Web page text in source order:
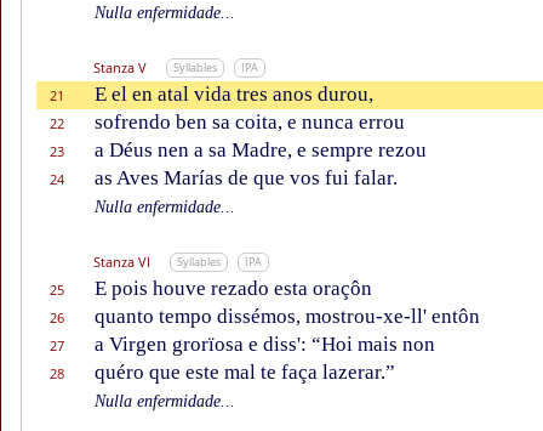
Nulla enfermidade...
Stanza V Syllables IPA
21 E el en atal vida tres anos durou,
22 sofrendo ben sa coita, e nunca errou
23 a Déus nen a sa Madre, e sempre rezou
24 as Aves Marías de que vos fui falar.
Nulla enfermidade...
Stanza VI Syllables IPA
25 E pois houve rezado esta oraçôn
26 quanto tempo dissémos, mostrou-xe-ll' entôn
27 a Virgen grorïosa e diss': “Hoi mais non
28 quéro que este mal te faça lazerar.”
Nulla enfermidade...